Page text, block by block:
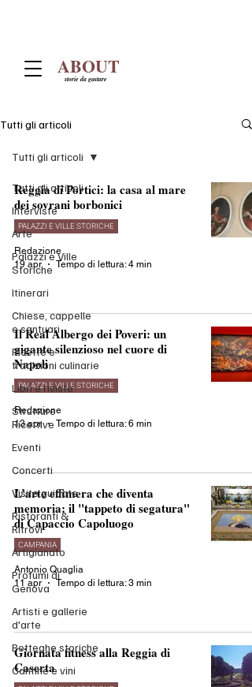
ABOUT
storie da gustare
Tutti gli articoli
Tutti gli articoli
Interviste
Arte
Palazzi e Ville
Storiche
Itinerari
Chiese, cappelle
e santuari
Ricette e
tradizioni culinarie
Libri e riviste
Strutture
Ricettive
Eventi
Concerti
Visite guidate
Ristoranti &
Ritrovi
Artigianato
Profumi di
Genova
Artisti e gallerie
d'arte
Botteghe storiche
Cantine e vini
Tutti gli articoli
Reggia di Portici: la casa al mare
dei sovrani borbonici
PALAZZI E VILLE STORICHE
Redazione
19 apr
Tempo di lettura: 4 min
Il Real Albergo dei Poveri: un
gigante silenzioso nel cuore di
Napoli
PALAZZI E VILLE STORICHE
Redazione
13 apr
Tempo di lettura: 6 min
L’arte effimera che diventa
memoria: il "tappeto di segatura"
di Capaccio Capoluogo
CAMPANIA
Antonio Quaglia
11 apr
Tempo di lettura: 3 min
Giornata fitness alla Reggia di
Caserta